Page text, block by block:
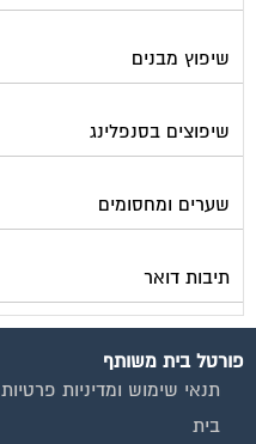
שיפוץ מבנים
שיפוצים בסנפלינג
שערים ומחסומים
תיבות דואר
פורטל בית משותף
תנאי שימוש ומדיניות פרטיות
בית